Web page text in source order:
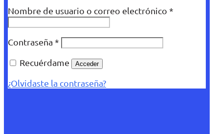
Nombre de usuario o correo electrónico *
Contraseña *
Recuérdame
Acceder
¿Olvidaste la contraseña?